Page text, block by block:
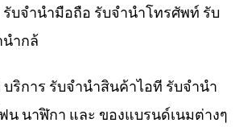
บจำนำมือถือ รับจำนำโทรศัพท์ รับ
ำกล้
บริการ รับจำนำสินค้าไอที รับจำนำ
น นาฬิกา และ ของแบรนด์เนมต่างๆ